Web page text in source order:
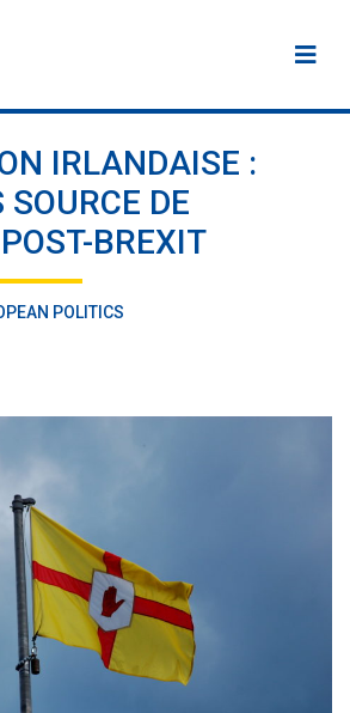
IRLANDAISE :
DE
BREXIT
POLITICS